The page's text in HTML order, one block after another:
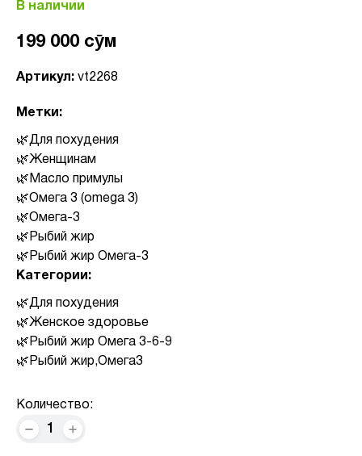
В наличии
199 000 сӯм
Артикул: vt2268
Метки:
Для похудения
Женщинам
Масло примулы
Омега 3 (omega 3)
Омега-3
Рыбий жир
Рыбий жир Омега-3
Категории:
Для похудения
Женское здоровье
Рыбий жир Омега 3-6-9
Рыбий жир,Омега3
Количество:
1